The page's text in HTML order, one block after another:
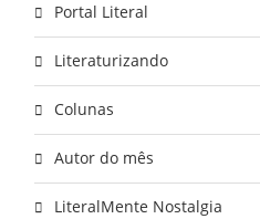
Portal Literal
Literaturizando
Colunas
Autor do mês
LiteralMente Nostalgia